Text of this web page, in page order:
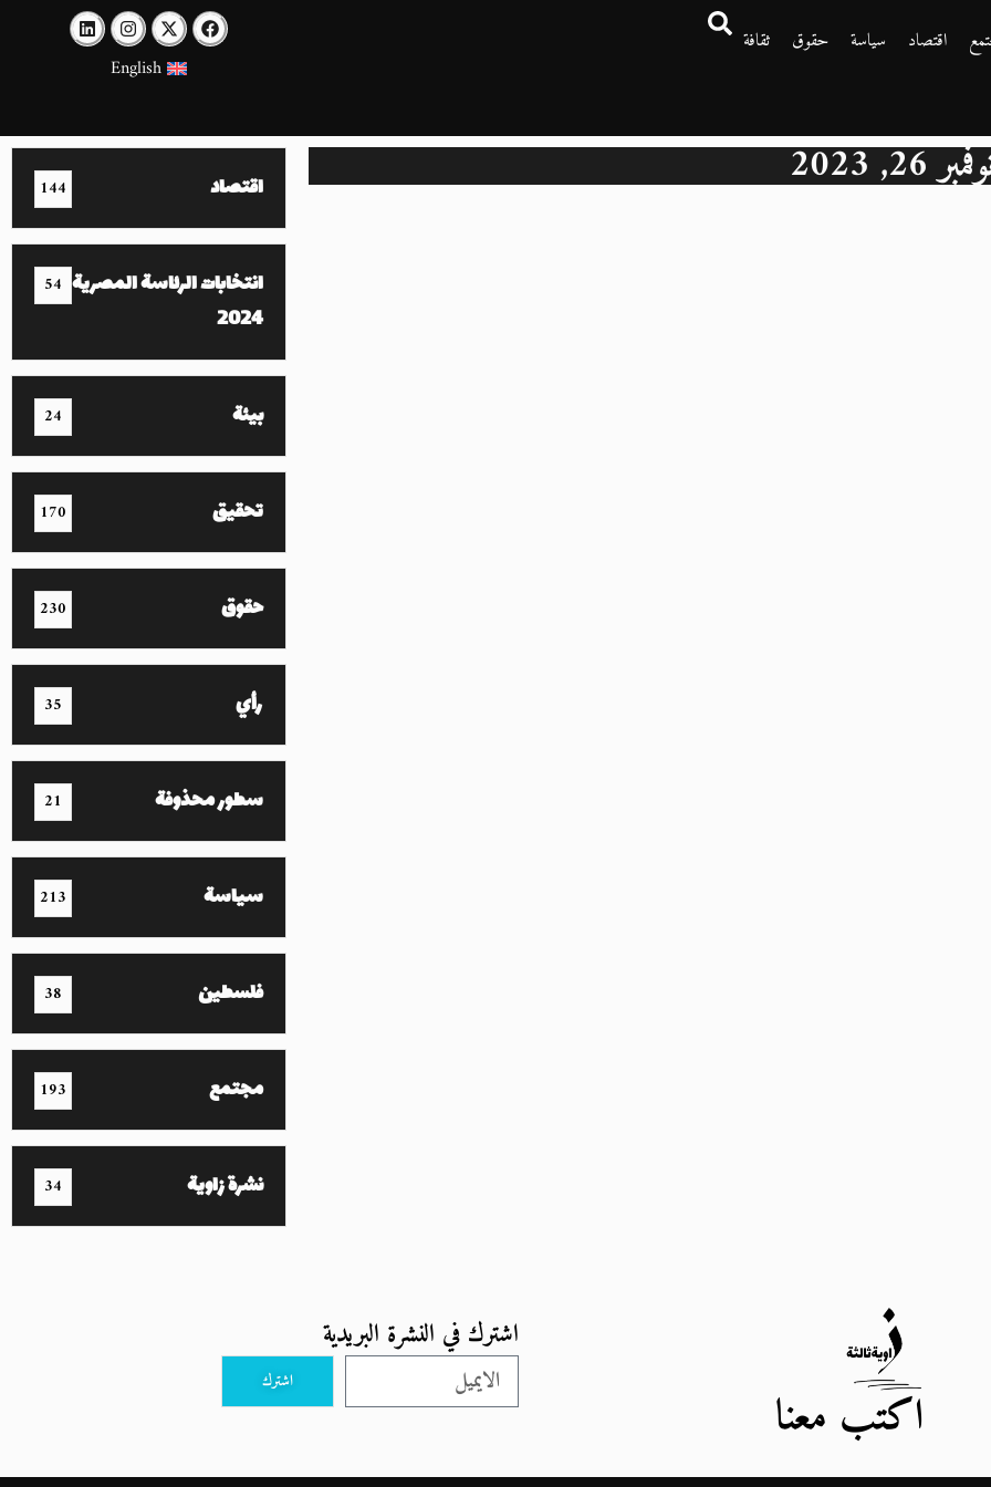
اقتصاد سياسة حقوق
ثقافة
English
26, 2023 اقتصاد 144
انتخابات الرئاسة المصرية
2024
54
بيئة 24
تحقيق 170
حقوق 230
رأي 35
سطور محذوفة 21
سياسة 213
فلسطين 38
مجتمع 193
نشرة زاوية 34
اكتب معنا
اشترك في النشرة البريدية
اشترك